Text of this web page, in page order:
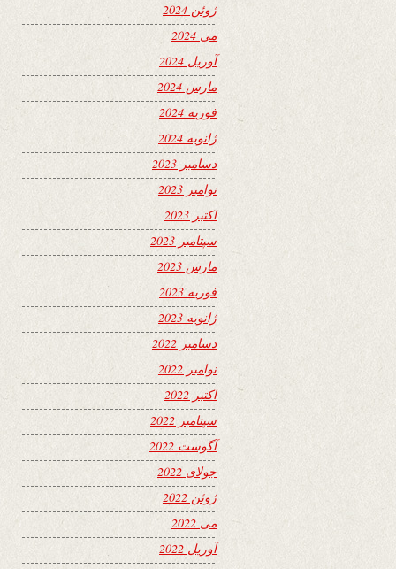
ژوئن 2024
می 2024
آوریل 2024
مارس 2024
فوریه 2024
ژانویه 2024
دسامبر 2023
نوامبر 2023
اکتبر 2023
سپتامبر 2023
مارس 2023
فوریه 2023
ژانویه 2023
دسامبر 2022
نوامبر 2022
اکتبر 2022
سپتامبر 2022
آگوست 2022
جولای 2022
ژوئن 2022
می 2022
آوریل 2022